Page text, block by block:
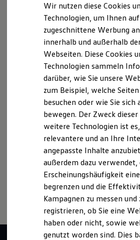
Laden unterwegs
Laden Zuhause
Ladestationen finden
Ladezeitensimulator
Batterie
Sicherheit
Nachhaltigkeit
Technologie
Kosten und Kauf
Verbrauchskosten
Kaufoptionen
E-Auto-Förderung
Software und Konnektivität
Die ID. Software 6
ID. Software Versionen
Digitale Extras
Schnittstellen zu Ihrem
Marke und Erlebnis
Volkswagen R und R
R-Modelle
R Experience
Driving Experience
Volkswagen entdecken
Werkbesichtigung
Die in dieser Darstellung gezeigten
Ausstattungen können in einzelnen
deutschen Lieferprogramm
teilweise Sonderausstattungen der
Bitte beachten Sie auch unseren
Übersicht der aktuell verfügbaren
Die angegebenen Verbrauchs- und
sich nicht auf ein einzelnes Fahrzeug
des Angebots, sondern dienen allein
zwischen den verschiedenen
Zusatzausstattungen undZubehör
usw.) können relevante
Rollwiderstand und Aerodynamik
Witterungs- und
individuellen Fahrverhalten den
Stromverbrauch, die CO₂-Emissionen
Fahrleistungswerte eines Fahrzeugs
Wir nutzen diese Cookies
Technologien, um Ihnen
zugeschnittene Werbung
innerhalb und außerhalb
Webseiten. Diese Cookies
Technologien sammeln
darüber, wie Sie unsere
zum Beispiel, welche
besuchen oder wie Sie sich
bewegen. Der Zweck dieser
weitere Technologien ist
relevantere und an Ihre
angepasste Inhalte
außerdem dazu verwendet,
Erscheinungshäufigkeit
begrenzen und die
Kampagnen zu messen und
registrieren, ob Sie eine
haben oder nicht, sowie
genutzt worden sind. Dies